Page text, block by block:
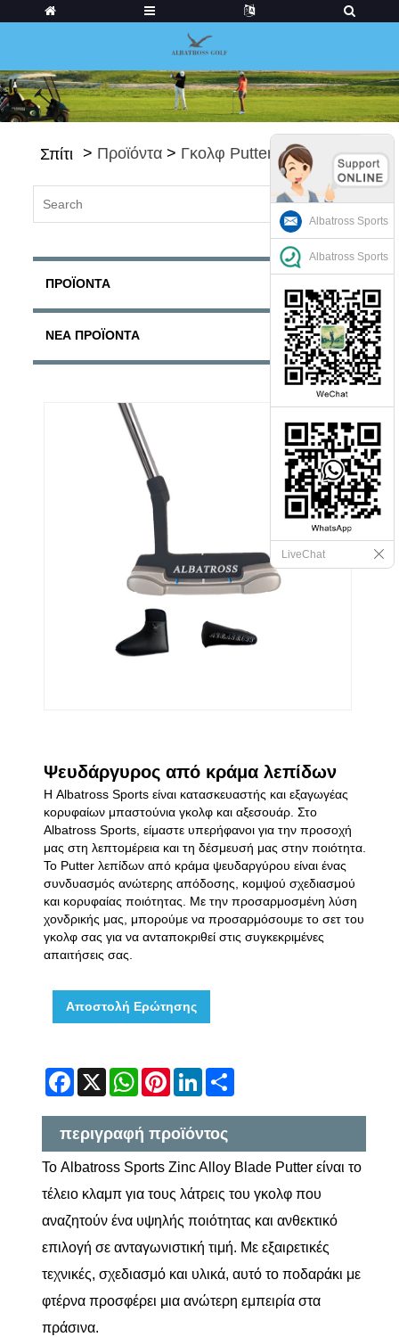
Σπίτι > Προϊόντα > Γκολφ Putters
ΠΡΟΪΌΝΤΑ
ΝΈΑ ΠΡΟΪΌΝΤΑ
Ψευδάργυρος από κράμα λεπίδων
Η Albatross Sports είναι κατασκευαστής και εξαγωγέας
κορυφαίων μπαστούνια γκολφ και αξεσουάρ. Στο
Albatross Sports, είμαστε υπερήφανοι για την προσοχή
μας στη λεπτομέρεια και τη δέσμευσή μας στην ποιότητα.
Το Putter λεπίδων από κράμα ψευδαργύρου είναι ένας
συνδυασμός ανώτερης απόδοσης, κομψού σχεδιασμού
και κορυφαίας ποιότητας. Με την προσαρμοσμένη λύση
χονδρικής μας, μπορούμε να προσαρμόσουμε το σετ του
γκολφ σας για να ανταποκριθεί στις συγκεκριμένες
απαιτήσεις σας.
Αποστολή Ερώτησης
Facebook
X WhatsApp
Pinterest
LinkedIn
περιγραφή προϊόντος
Το Albatross Sports Zinc Alloy Blade Putter είναι το
τέλειο κλαμπ για τους λάτρεις του γκολφ που
αναζητούν ένα υψηλής ποιότητας και ανθεκτικό
επιλογή σε ανταγωνιστική τιμή. Με εξαιρετικές
τεχνικές, σχεδιασμό και υλικά, αυτό το ποδαράκι με
φτέρνα προσφέρει μια ανώτερη εμπειρία στα
πράσινα.
Albatross Sports
Albatross Sports
LiveChat